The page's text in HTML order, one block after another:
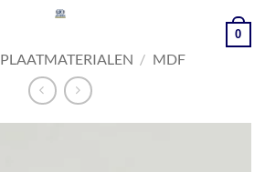
0
PLAATMATERIALEN / MDF